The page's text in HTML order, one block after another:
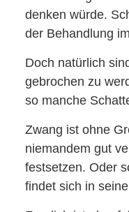
denken würde.
der Behandlung
Doch natürlich
gebrochen zu
so manche
Zwang ist ohne
niemandem gut
festsetzen. Oder
findet sich in